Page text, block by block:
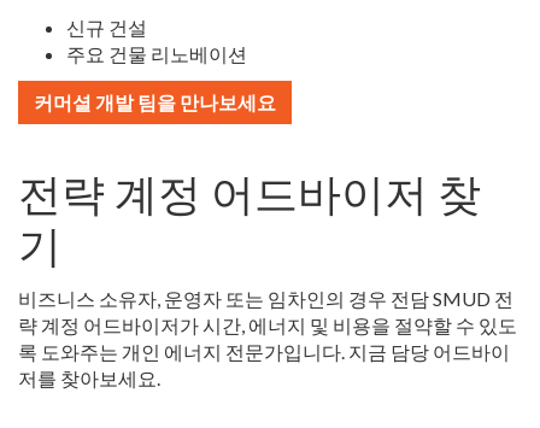
신규 건설
주요 건물 리노베이션
커머셜 개발 팀을 만나보세요
전략 계정 어드바이저 찾
기
비즈니스 소유자, 운영자 또는 임차인의 경우 전담 SMUD 전
략 계정 어드바이저가 시간, 에너지 및 비용을 절약할 수 있도
록 도와주는 개인 에너지 전문가입니다. 지금 담당 어드바이
저를 찾아보세요.